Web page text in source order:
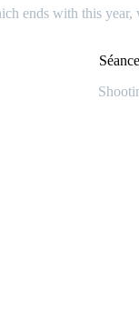
ends with this year,